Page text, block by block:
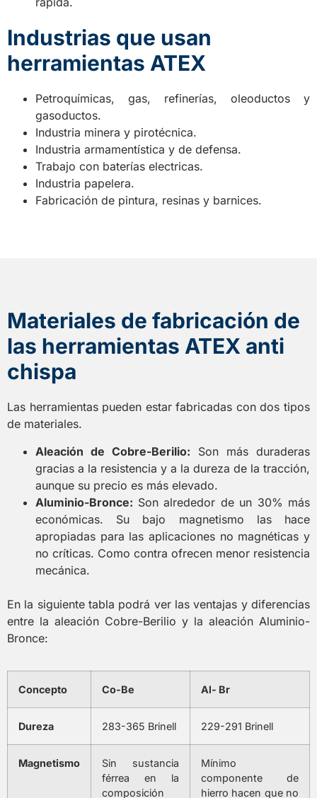
Industrias que usan
herramientas ATEX
Petroquímicas, gas, refinerías, oleoductos y
gasoductos.
Industria minera y pirotécnica.
Industria armamentística y de defensa.
Trabajo con baterías electricas.
Industria papelera.
Fabricación de pintura, resinas y barnices.
Materiales de fabricación de
las herramientas ATEX anti
chispa
Las herramientas pueden estar fabricadas con dos tipos
de materiales.
Aleación de Cobre-Berilio: Son más duraderas
gracias a la resistencia y a la dureza de la tracción,
aunque su precio es más elevado.
Aluminio-Bronce: Son alrededor de un 30% más
económicas. Su bajo magnetismo las hace
apropiadas para las aplicaciones no magnéticas y
no críticas. Como contra ofrecen menor resistencia
mecánica.
En la siguiente tabla podrá ver las ventajas y diferencias
entre la aleación Cobre-Berilio y la aleación Aluminio-
Bronce:
Concepto Co-Be Al- Br
Dureza 283-365 Brinell 229-291 Brinell
Magnetismo
Sin sustancia
férrea en la
composición
Mínimo
componente de
hierro hacen que no